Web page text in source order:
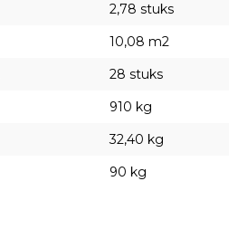
2,78 stuks
10,08 m2
28 stuks
910 kg
32,40 kg
90 kg